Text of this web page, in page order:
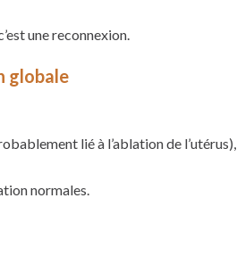
une reconnexion.
globale
lié à l’ablation de l’utérus),
normales.